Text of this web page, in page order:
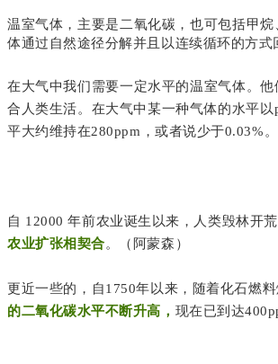
温室气体，主要是二氧化碳，也可包括甲
体通过自然途径分解并且以连续循环的方式
在大气中我们需要一定水平的温室气体。
合人类生活。在大气中某一种气体的水平
平大约维持在280ppm，或者说少于0.03%。
自 12000 年前农业诞生以来，人类毁林开
农业扩张相契合。（阿蒙森）
更近一些的，自1750年以来，随着化石燃
的二氧化碳水平不断升高， 现在已到达